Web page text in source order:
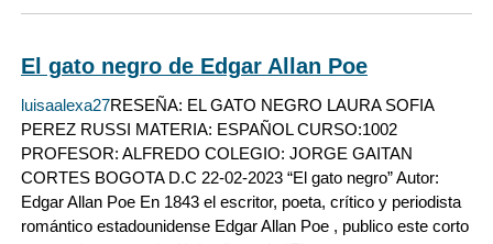
El gato negro de Edgar Allan Poe
luisaalexa27RESEÑA: EL GATO NEGRO LAURA SOFIA
PEREZ RUSSI MATERIA: ESPAÑOL CURSO:1002
PROFESOR: ALFREDO COLEGIO: JORGE GAITAN
CORTES BOGOTA D.C 22-02-2023 “El gato negro” Autor:
Edgar Allan Poe En 1843 el escritor, poeta, crítico y periodista
romántico estadounidense Edgar Allan Poe , publico este corto